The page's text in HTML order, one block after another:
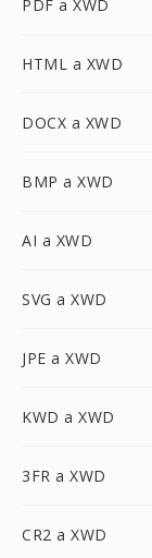
PDF a XWD
HTML a XWD
DOCX a XWD
BMP a XWD
AI a XWD
SVG a XWD
JPE a XWD
KWD a XWD
3FR a XWD
CR2 a XWD